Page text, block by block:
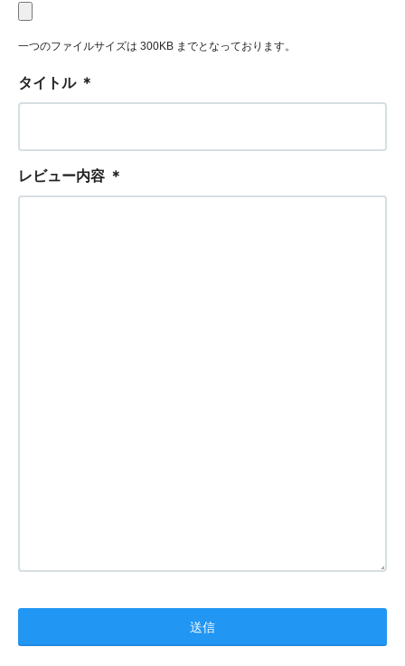
一つのファイルサイズは 300KB までとなっております。
タイトル ＊
レビュー内容 ＊